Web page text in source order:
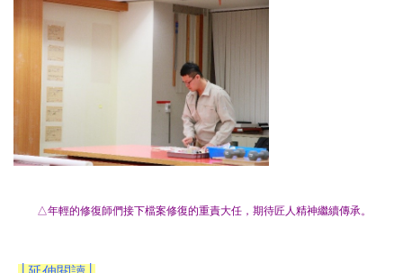
△年輕的修復師們接下檔案修復的重責大任，期待匠人精神繼續傳承。